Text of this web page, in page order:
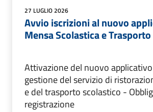
27 LUGLIO 2026
Avvio iscrizioni al nuovo
Mensa Scolastica e
Attivazione del nuovo
gestione del servizio di
e del trasporto scolastico -
registrazione